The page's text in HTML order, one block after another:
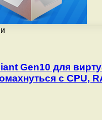
Gen10 для
с CPU,